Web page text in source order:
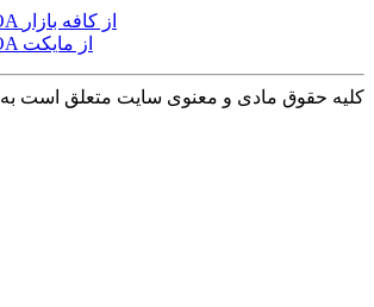
کلیه حقوق مادی و معنوی سایت متعلق است به